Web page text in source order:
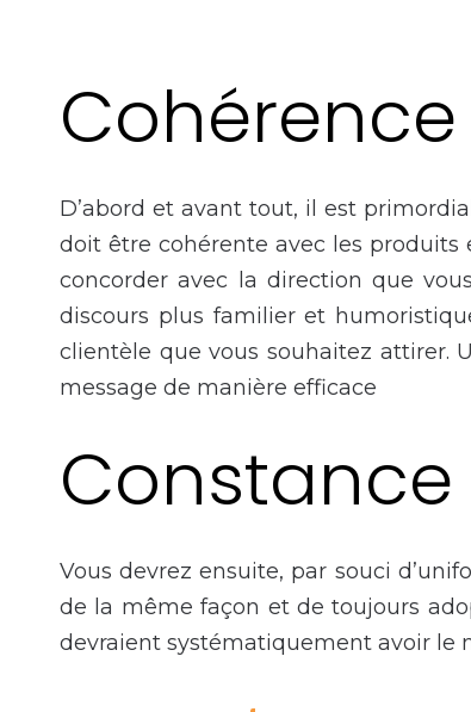
Cohérence
D’abord et avant tout, il est
doit être cohérente avec les produits
concorder avec la direction que
discours plus familier et
clientèle que vous souhaitez attirer.
message de manière efficace
Constance
Vous devrez ensuite, par souci
de la même façon et de toujours
devraient systématiquement avoir le